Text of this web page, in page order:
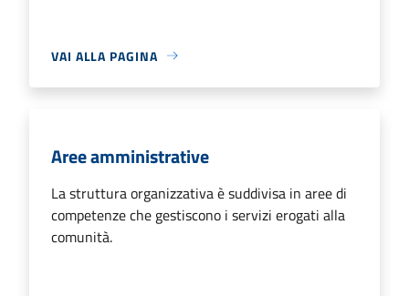
VAI ALLA PAGINA
Aree amministrative
La struttura organizzativa è suddivisa in aree di
competenze che gestiscono i servizi erogati alla
comunità.